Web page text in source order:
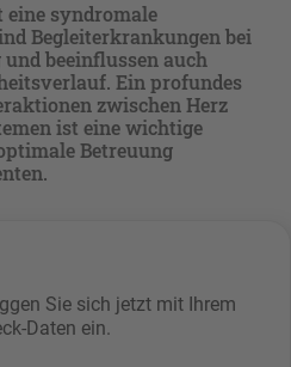
eine syndromale
Begleiterkrankungen bei
beeinflussen auch
Ein profundes
zwischen Herz
ist eine wichtige
Betreuung
Sie sich jetzt mit Ihrem
Daten ein.